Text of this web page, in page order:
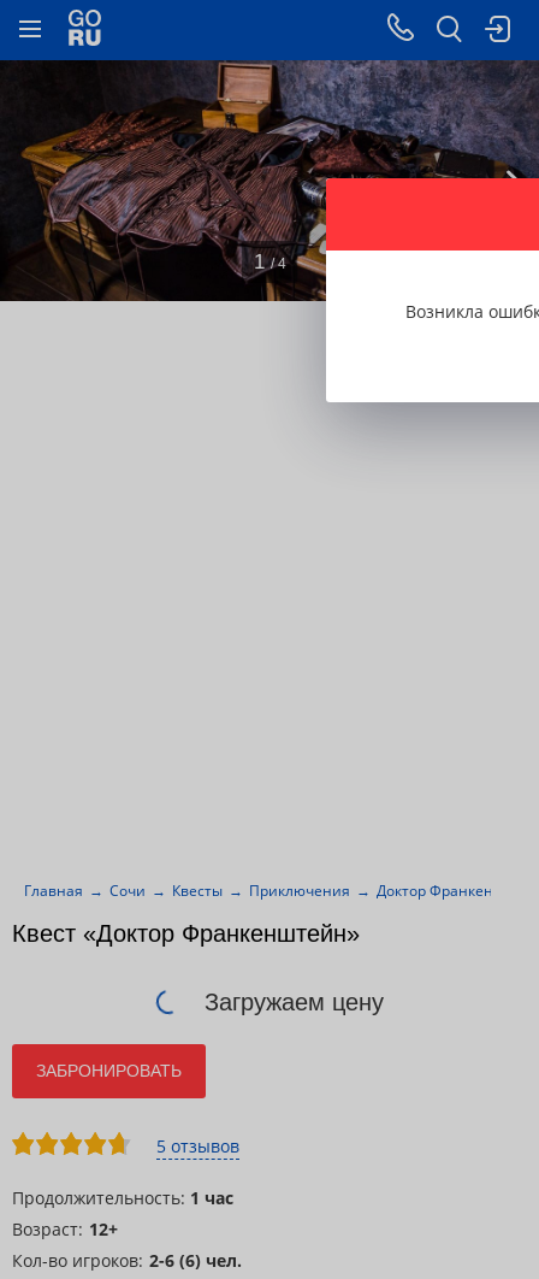
Загружаем цену
5 отзывов
Продолжительность: 1 час
Возраст: 12+
Кол-во игроков: 2-6 (6) чел.
ЗАБРОНИРОВАТЬ
Квест «Доктор Франкенштейн»
Главная Сочи Квесты Приключения Доктор
1 / 4
Возникла